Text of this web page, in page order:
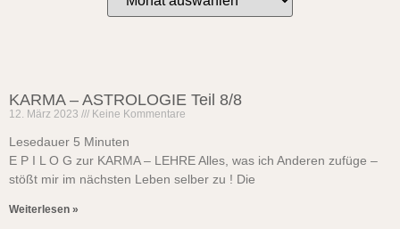
KARMA – ASTROLOGIE Teil 8/8
12. März 2023 Keine Kommentare
Lesedauer 5 Minuten
E P I L O G zur KARMA – LEHRE Alles, was ich Anderen zufüge –
stößt mir im nächsten Leben selber zu ! Die
Weiterlesen »